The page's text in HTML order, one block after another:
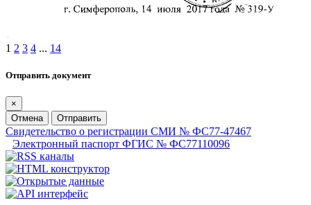
1 2 3 4 ... 14
Отправить документ
×
Отмена
Отправить
Свидетельство о регистрации СМИ № ФС77-47467
Электронный паспорт ФГИС № ФС77110096